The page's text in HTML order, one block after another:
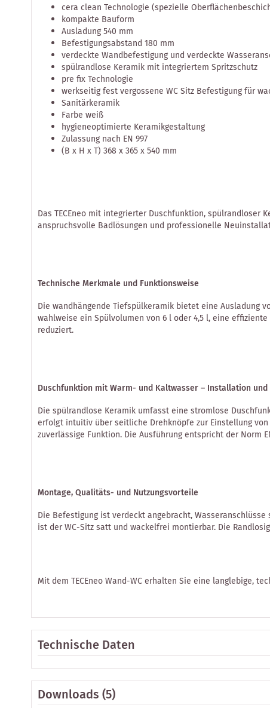
cera clean Technologie (spezielle
kompakte Bauform
Ausladung 540 mm
Befestigungsabstand 180 mm
verdeckte Wandbefestigung und verdeckte
spülrandlose Keramik mit integriertem Spritzschutz
pre fix Technologie
werkseitig fest vergossene WC Sitz Befestigung für
Sanitärkeramik
Farbe weiß
hygieneoptimierte Keramikgestaltung
Zulassung nach EN 997
(B x H x T) 368 x 365 x 540 mm
Das TECEneo mit integrierter Duschfunktion,
anspruchsvolle Badlösungen und professionelle
Technische Merkmale und Funktionsweise
Die wandhängende Tiefspülkeramik bietet eine Ausladung
wahlweise ein Spülvolumen von 6 l oder 4,5 l, eine
reduziert.
Duschfunktion mit Warm- und Kaltwasser – Installation
Die spülrandlose Keramik umfasst eine stromlose
erfolgt intuitiv über seitliche Drehknöpfe zur Einstellung
zuverlässige Funktion. Die Ausführung entspricht der Norm
Montage, Qualitäts- und Nutzungsvorteile
Die Befestigung ist verdeckt angebracht,
ist der WC-Sitz satt und wackelfrei montierbar. Die
Mit dem TECEneo Wand-WC erhalten Sie eine langlebige,
Technische Daten
Downloads (5)